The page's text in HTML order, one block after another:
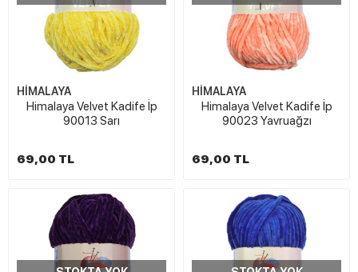
HİMALAYA
Himalaya Velvet Kadife İp
90013 Sarı
69,00 TL
HİMALAYA
Himalaya Velvet Kadife İp
90023 Yavruağzı
69,00 TL